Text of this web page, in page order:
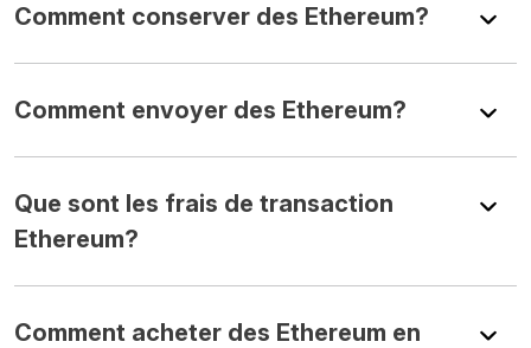
Comment conserver des Ethereum?
Comment envoyer des Ethereum?
Que sont les frais de transaction
Ethereum?
Comment acheter des Ethereum en